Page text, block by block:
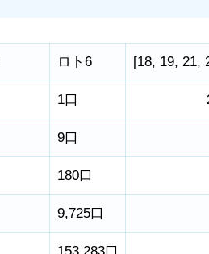
ロト6 [18, 19, 21,
1口
9口
180口
9,725口